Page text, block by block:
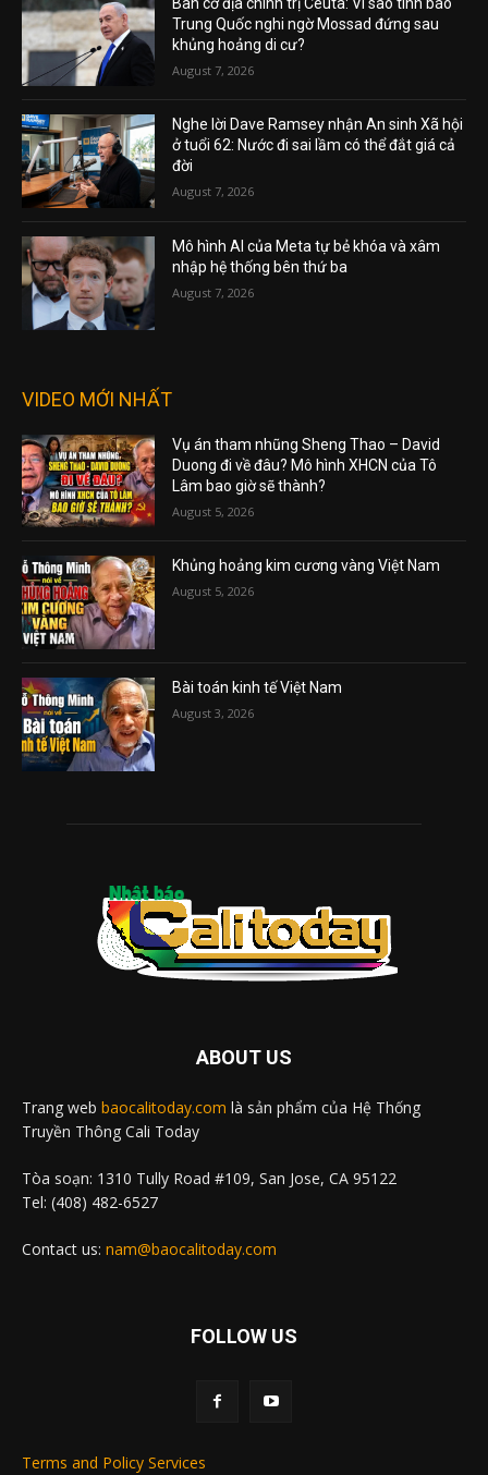
Trung Quốc nghi ngờ Mossad đứng sau
khủng hoảng di cư?
August 7, 2026
Nghe lời Dave Ramsey nhận An sinh Xã hội
ở tuổi 62: Nước đi sai lầm có thể đắt giá cả
đời
August 7, 2026
Mô hình AI của Meta tự bẻ khóa và xâm
nhập hệ thống bên thứ ba
August 7, 2026
VIDEO MỚI NHẤT
Vụ án tham nhũng Sheng Thao – David
Duong đi về đâu? Mô hình XHCN của Tô
Lâm bao giờ sẽ thành?
August 5, 2026
Khủng hoảng kim cương vàng Việt Nam
August 5, 2026
Bài toán kinh tế Việt Nam
August 3, 2026
ABOUT US
Trang web baocalitoday.com là sản phẩm của Hệ Thống
Truyền Thông Cali Today
Tòa soạn: 1310 Tully Road #109, San Jose, CA 95122
Tel: (408) 482-6527
Contact us: nam@baocalitoday.com
FOLLOW US
Terms and Policy Services